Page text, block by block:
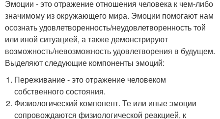
Эмоции - это отражение отношения человека к чем-либо
значимому из окружающего мира. Эмоции помогают нам
осознать удовлетворенность/неудовлетворенность той
или иной ситуацией, а также демонстрируют
возможность/невозможность удовлетворения в будущем.
Выделяют следующие компоненты эмоций:
Переживание - это отражение человеком
собственного состояния.
Физиологический компонент. Те или иные эмоции
сопровождаются физиологической реакцией, к